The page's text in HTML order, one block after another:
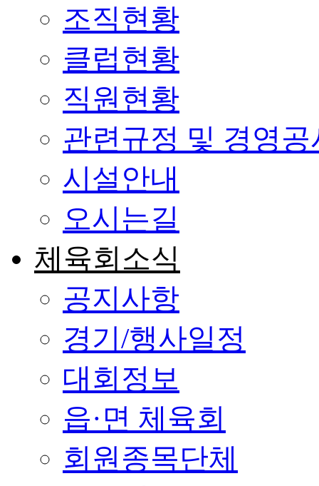
조직현황
클럽현황
직원현황
관련규정 및 경영공
시설안내
오시는길
체육회소식
공지사항
경기/행사일정
대회정보
읍·면 체육회
회원종목단체